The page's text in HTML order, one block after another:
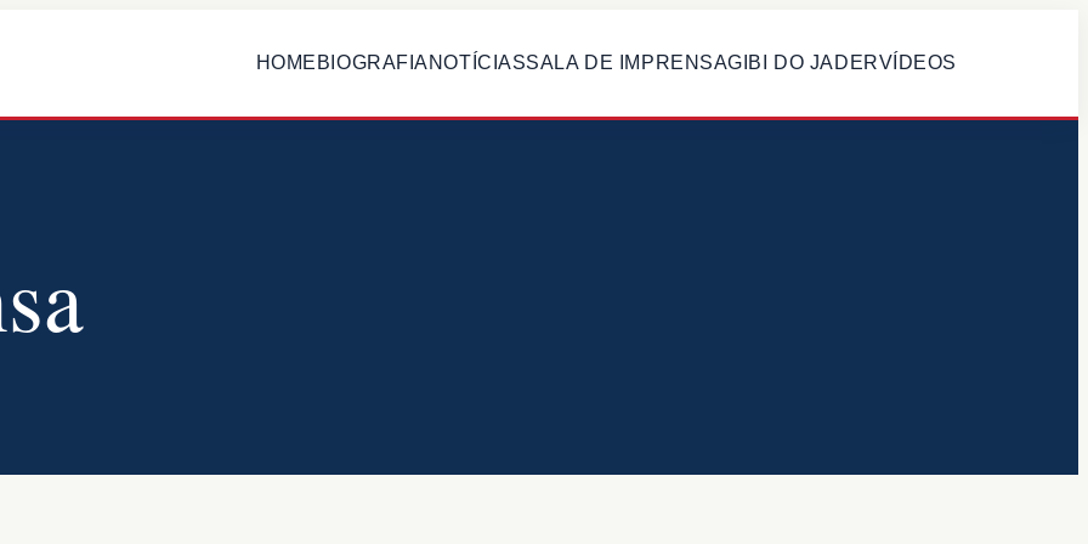
HOME BIOGRAFIA NOTÍCIASSALA DE IMPRENSAGIBI DO JADERVÍDEOS